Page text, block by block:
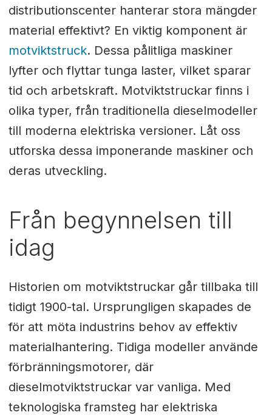
distributionscenter hanterar stora mängder
material effektivt? En viktig komponent är
motviktstruck. Dessa pålitliga maskiner
lyfter och flyttar tunga laster, vilket sparar
tid och arbetskraft. Motviktstruckar finns i
olika typer, från traditionella dieselmodeller
till moderna elektriska versioner. Låt oss
utforska dessa imponerande maskiner och
deras utveckling.
Från begynnelsen till
idag
Historien om motviktstruckar går tillbaka till
tidigt 1900-tal. Ursprungligen skapades de
för att möta industrins behov av effektiv
materialhantering. Tidiga modeller använde
förbränningsmotorer, där
dieselmotviktstruckar var vanliga. Med
teknologiska framsteg har elektriska